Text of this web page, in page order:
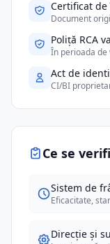
Certificat
Document
Poliță RCA
În perioada de
Act de
CI/BI
Ce se
Sistem de
Eficacitate,
Direcție și